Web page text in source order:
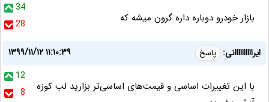
34
28
بازار خودرو دوباره داره گرون میشه که
ایراااااااااانی: پاسخ
۱۳۹۹/۱۱/۱۲ ۱۱:۱۰:۳۹
12
8
با این تغییرات اساسی و قیمت‌های اساسی‌تر بزارید لب کوزه